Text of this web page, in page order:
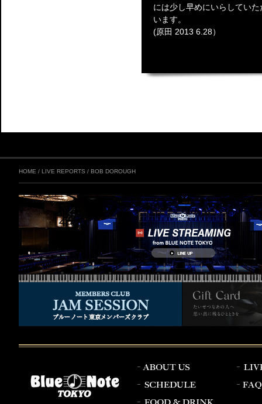
には少し早めにいらしてい
います。
(原田 2013 6.28）
HOME / LIVE REPORTS / BOB DOROUGH